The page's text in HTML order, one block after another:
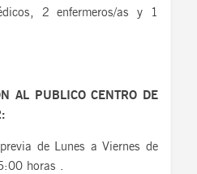
2 enfermeros/as y 1
AL PUBLICO CENTRO DE
de Lunes a Viernes de
horas .